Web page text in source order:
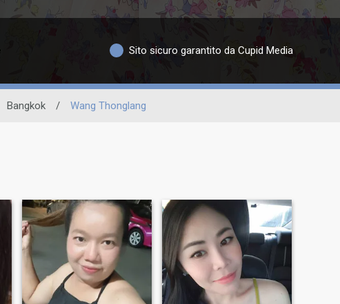
Sito sicuro garantito da Cupid Media
Bangkok / Wang Thonglang